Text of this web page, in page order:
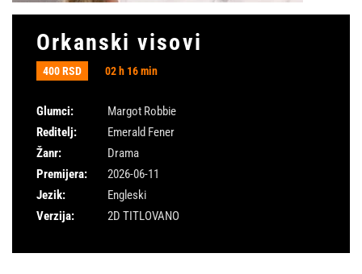
Orkanski visovi
400 RSD 02 h 16 min
Glumci:
Margot Robbie
Reditelj:
Emerald Fener
Žanr:
Drama
Premijera:
2026-06-11
Jezik:
Engleski
Verzija:
2D TITLOVANO